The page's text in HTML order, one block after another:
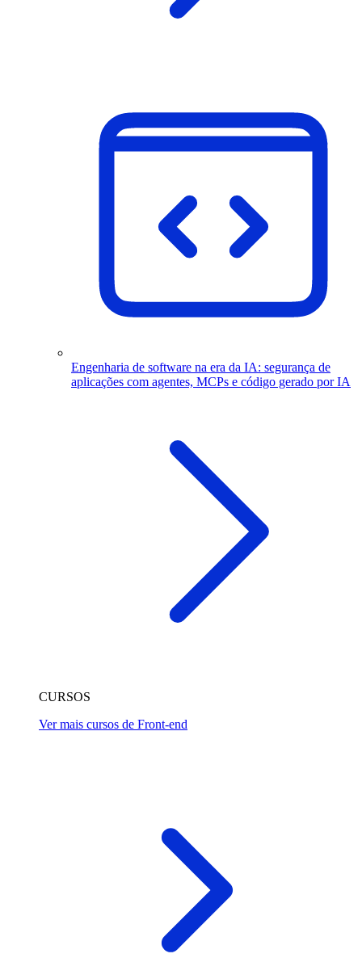
Engenharia de software na era da IA: segurança de
aplicações com agentes, MCPs e código gerado por IA
CURSOS
Ver mais cursos de Front-end